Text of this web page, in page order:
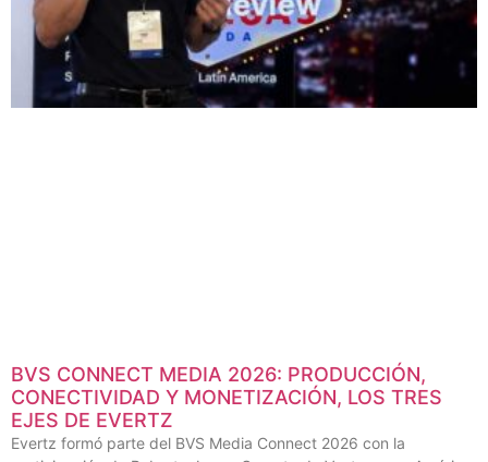
BVS CONNECT MEDIA 2026: PRODUCCIÓN,
CONECTIVIDAD Y MONETIZACIÓN, LOS TRES
EJES DE EVERTZ
Evertz formó parte del BVS Media Connect 2026 con la